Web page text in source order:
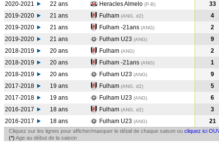
2020-2021
22 ans Heracles Almelo (P-B)
33
2019-2020
21 ans Fulham (ANG, d2)
4
2019-2020
21 ans Fulham -21ans (ANG)
2
2019-2020
21 ans Fulham U23 (ANG)
9
2018-2019
20 ans Fulham (ANG)
2
2018-2019
20 ans Fulham -21ans (ANG)
1
2018-2019
20 ans Fulham U23 (ANG)
9
2017-2018
19 ans Fulham (ANG, d2)
5
2017-2018
19 ans Fulham U23 (ANG)
6
2016-2017
18 ans Fulham (ANG, d2)
3
2016-2017
18 ans Fulham U23 (ANG) 21
Cliquez sur les lignes pour afficher/masquer le détail de chaque saison ou cliquez ici
(*) Age au début de la saison